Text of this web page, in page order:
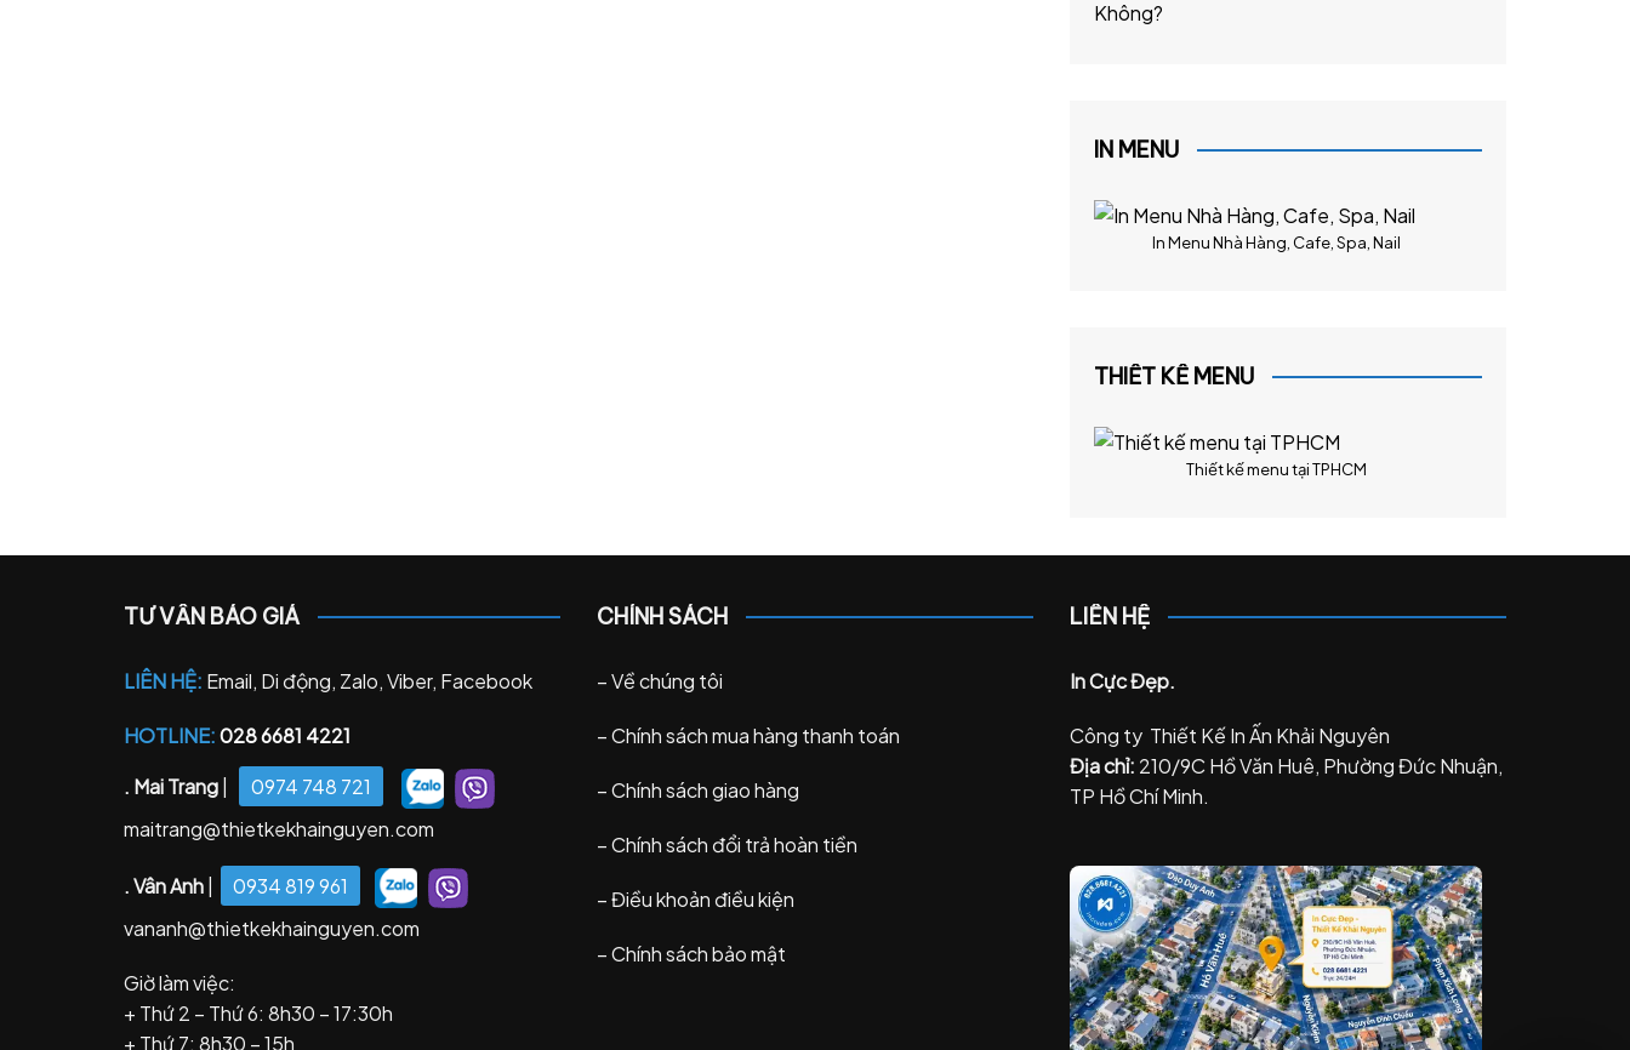
IN MENU
In Menu Nhà Hàng, Cafe, Spa, Nail
THIẾT KẾ MENU
Thiết kế menu tại TPHCM
TƯ VẤN BÁO GIÁ
LIÊN HỆ: Email, Di động, Zalo, Viber, Facebook
HOTLINE:028 6681 4221
. Mai Trang|
0974 748 721
maitrang@thietkekhainguyen.com
. Vân Anh
0934 819 961
vananh@thietkekhainguyen.com
Giờ làm việc:
+ Thứ 2 – Thứ 6: 8h30 – 17:30h
+ Thứ 7: 8h30 – 15h
CHÍNH SÁCH
–Về chúng tôi
–Chính sách mua hàng thanh toán
–Chính sách giao hàng
–Chính sách đổi trả hoàn tiền
–Điều khoản điều kiện
–Chính sách bảo mật
LIÊN HỆ
In Cực Đẹp.
Công ty Thiết Kế In Ấn Khải Nguyên
Địa chỉ: 210/9C Hồ Văn Huê, Phường Đức Nhuận,
TP Hồ Chí Minh.